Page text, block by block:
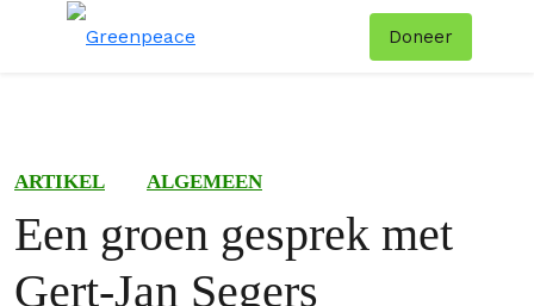
Doneer
ARTIKEL ALGEMEEN
Een groen gesprek met
Gert-Jan Segers